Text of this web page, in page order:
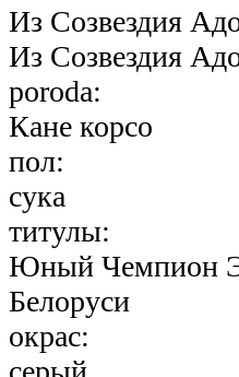
Из Созвездия
Из Созвездия
poroda:
Кане корсо
пол:
сука
титулы:
Юный Чемпион
Белоруси
окрас: